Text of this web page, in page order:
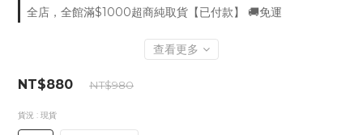
全店，全館滿$1000超商純取貨【已付款】 🚚免運
查看更多
NT$880 NT$980
貨況 : 現貨